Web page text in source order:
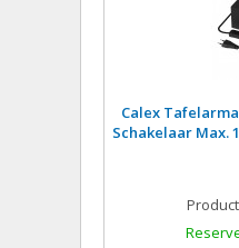
Calex
Schakelaar Max.